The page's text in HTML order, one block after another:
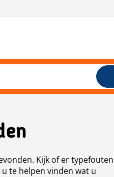
Kijk of er typefouten
te helpen vinden wat u